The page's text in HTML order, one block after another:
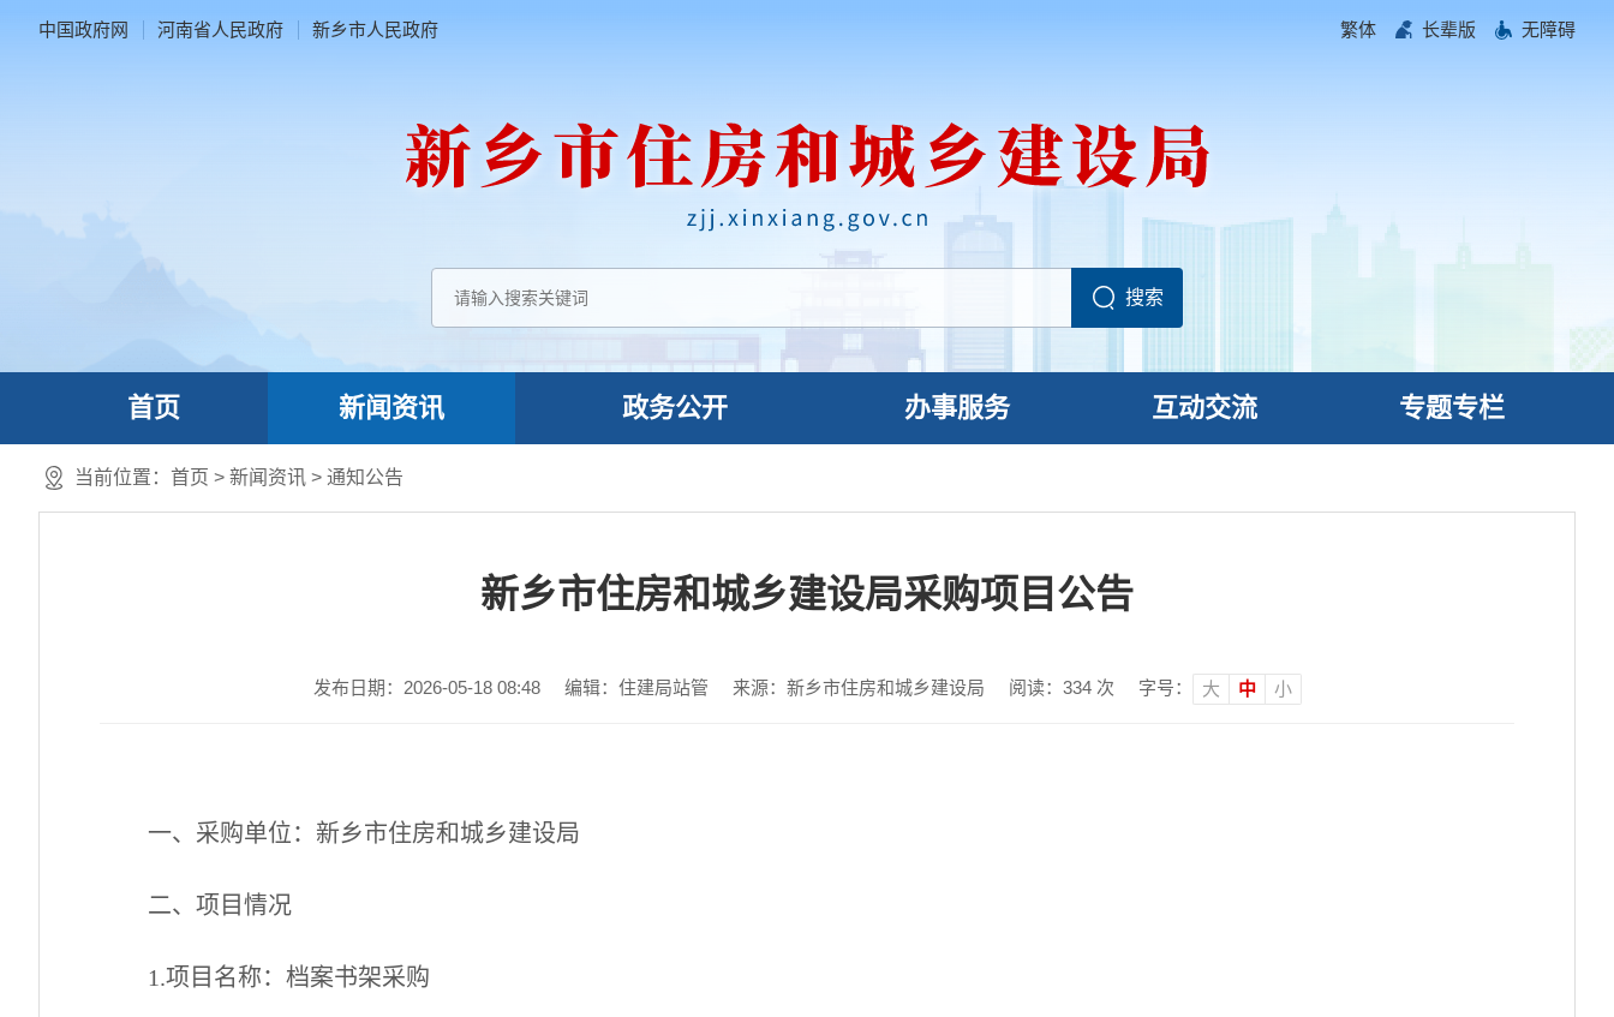
中国政府网 河南省人民政府 新乡市人民政府 繁体 长辈版 无障碍
首页 新闻资讯 政务公开 办事服务 互动交流 专题专栏
当前位置： 首页 > 新闻资讯 > 通知公告
新乡市住房和城乡建设局采购项目公告
发布日期：2026-05-18 08:48 编辑：住建局站管 来源：新乡市住房和城乡建设局 阅读： 334次 字号： 大 中 小
一、 采购单位： 新乡市住房和城乡建设局
二、项目情况
1 .项目名称： 档案书架采购